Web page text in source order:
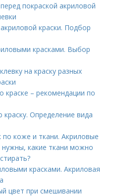
покраской акриловой
краски. Подбор
красками. Выбор
на краску разных
– рекомендации по
Определение вида
коже и ткани. Акриловые
нужны, какие ткани можно
красками. Акриловая
цвет при смешивании